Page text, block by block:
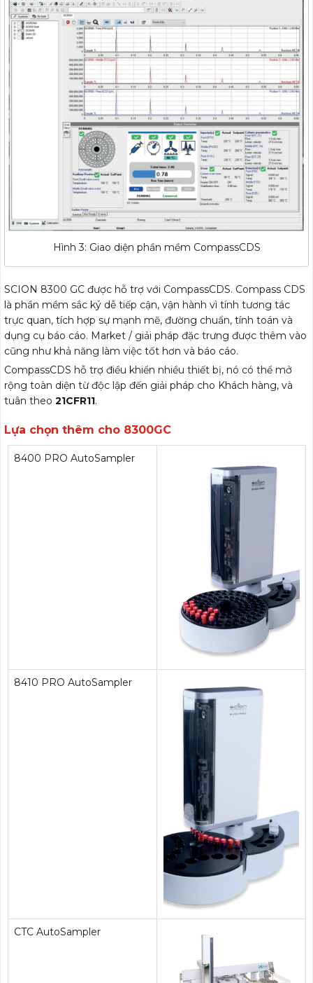
Hình 3: Giao diện phần mềm CompassCDS
SCION 8300 GC được hỗ trợ với CompassCDS. Compass CDS
là phần mềm sắc ký dễ tiếp cận, vận hành vì tính tương tác
trực quan, tích hợp sự mạnh mẽ, đường chuẩn, tính toán và
dụng cụ báo cáo. Market / giải pháp đặc trưng được thêm vào
cũng như khả năng làm việc tốt hơn và báo cáo.
CompassCDS hỗ trợ điều khiển nhiều thiết bị, nó có thể mở
rộng toàn diện từ độc lập đến giải pháp cho Khách hàng, và
tuân theo 21CFR11.
Lựa chọn thêm cho 8300GC
8400 PRO AutoSampler
8410 PRO AutoSampler
CTC AutoSampler